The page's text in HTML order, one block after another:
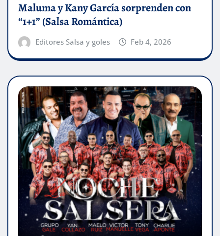
Maluma y Kany García sorprenden con
“1+1” (Salsa Romántica)
Editores Salsa y goles Feb 4, 2026